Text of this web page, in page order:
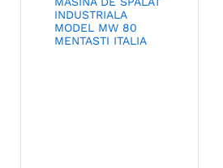
INDUSTRIALA
MODEL MW 80
MENTASTI ITALIA